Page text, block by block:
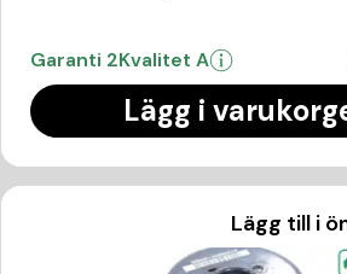
Garanti 2Kvalitet A
Lägg i
Lägg till i